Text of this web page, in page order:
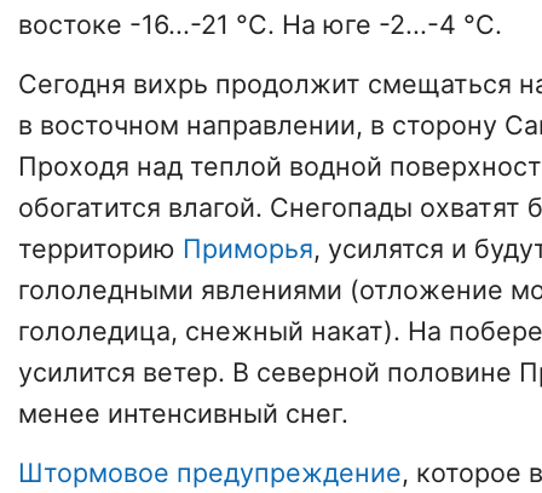
востоке -16...-21 °С. На юге -2...-4 °С.
Сегодня вихрь продолжит смещаться
в восточном направлении, в сторону
Проходя над теплой водной
обогатится влагой. Снегопады охватят
территорию Приморья, усилятся и
гололедными явлениями (отложение
гололедица, снежный накат). На
усилится ветер. В северной половине
менее интенсивный снег.
Штормовое предупреждение, которое